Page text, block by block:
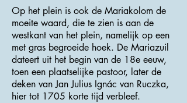
Op het plein is ook de Mariakolom de
moeite waard, die te zien is aan de
westkant van het plein, namelijk op een
met gras begroeide hoek. De Mariazuil
dateert uit het begin van de 18e eeuw,
toen een plaatselijke pastoor, later de
deken van Jan Julius Ignác van Ruczka,
hier tot 1705 korte tijd verbleef.